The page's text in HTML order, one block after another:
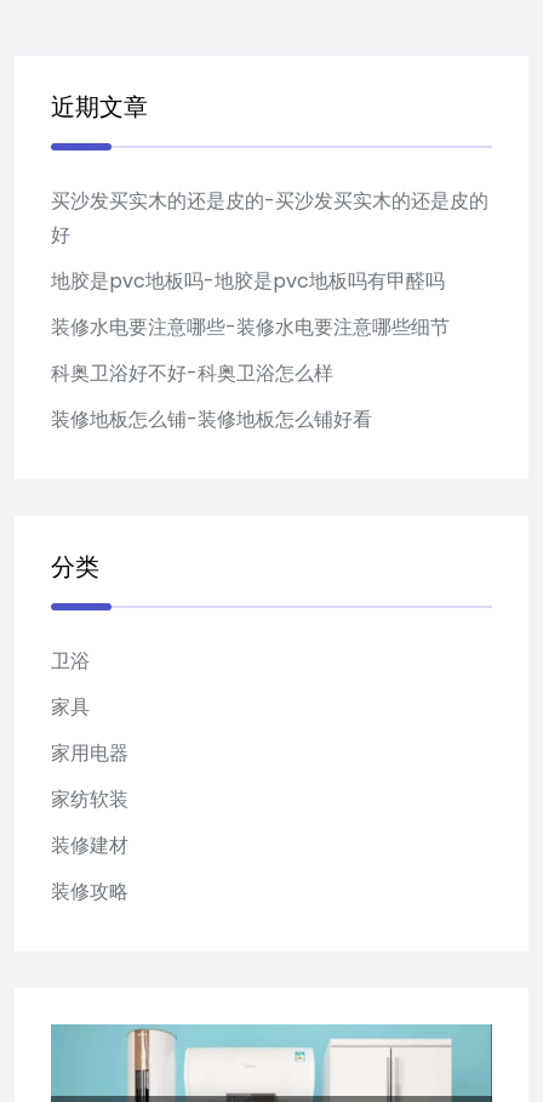
近期文章
买沙发买实木的还是皮的-买沙发买实木的还是皮的
好
地胶是pvc地板吗-地胶是pvc地板吗有甲醛吗
装修水电要注意哪些-装修水电要注意哪些细节
科奥卫浴好不好-科奥卫浴怎么样
装修地板怎么铺-装修地板怎么铺好看
分类
卫浴
家具
家用电器
家纺软装
装修建材
装修攻略